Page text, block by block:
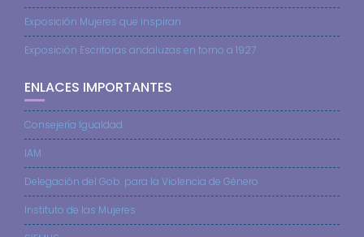
Exposición Mujeres que inspiran
Exposición Escritoras andaluzas en torno a 1927
ENLACES IMPORTANTES
Consejería Igualdad
IAM
Delegación del Gob. para la Violencia de Género
Instituto de las Mujeres